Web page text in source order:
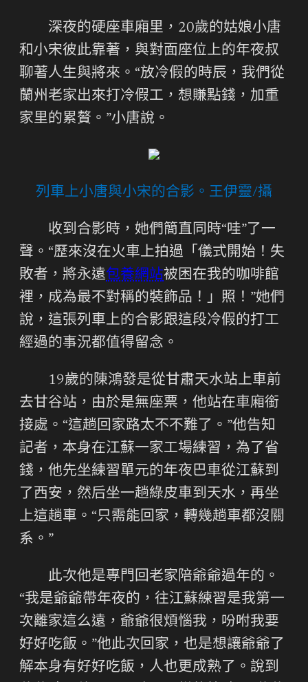
深夜的硬座車廂里，20歲的姑娘小唐
和小宋彼此靠著，與對面座位上的年夜叔
聊著人生與將來。“放冷假的時辰，我們從
蘭州老家出來打冷假工，想賺點錢，加重
家里的累贅。”小唐說。
列車上小唐與小宋的合影。王伊靈/攝
收到合影時，她們簡直同時“哇”了一
聲。“歷來沒在火車上拍過「儀式開始！失
敗者，將永遠包養網站被困在我的咖啡館
裡，成為最不對稱的裝飾品！」照！”她們
說，這張列車上的合影跟這段冷假的打工
經過的事況都值得留念。
19歲的陳鴻發是從甘肅天水站上車前
去甘谷站，由於是無座票，他站在車廂銜
接處。“這趟回家路太不不難了。”他告知
記者，本身在江蘇一家工場練習，為了省
錢，他先坐練習單元的年夜巴車從江蘇到
了西安，然后坐一趟綠皮車到天水，再坐
上這趟車。“只需能回家，轉幾趟車都沒關
系。”
此次他是專門回老家陪爺爺過年的。
“我是爺爺帶年夜的，往江蘇練習是我第一
次離家這么遠，爺爺很煩惱我，吩咐我要
好好吃飯。”他此次回家，也是想讓爺爺了
解本身有好好吃飯，人也更成熟了。說到